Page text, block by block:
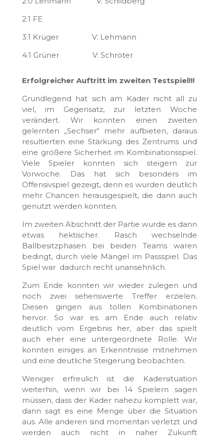
2:1 FE
3:1 Krüger V: Lehmann
4:1 Grüner V: Schröter
Erfolgreicher Auftritt im zweiten Testspiel!!!
Grundlegend hat sich am Kader nicht all zu
viel, im Gegensatz, zur letzten Woche
verändert. Wir konnten einen zweiten
gelernten „Sechser“ mehr aufbieten, daraus
resultierten eine Stärkung des Zentrums und
eine größere Sicherheit im Kombinationsspiel.
Viele Spieler konnten sich steigern zur
Vorwoche. Das hat sich besonders im
Offensivspiel gezeigt, denn es wurden deutlich
mehr Chancen herausgespielt, die dann auch
genutzt werden konnten.
Im zweiten Abschnitt der Partie wurde es dann
etwas hektischer. Rasch wechselnde
Ballbesitzphasen bei beiden Teams waren
bedingt, durch viele Mängel im Passspiel. Das
Spiel war dadurch recht unansehnlich.
Zum Ende konnten wir wieder zulegen und
noch zwei sehenswerte Treffer erzielen.
Diesen gingen aus tollen Kombinationen
hervor. So war es am Ende auch relativ
deutlich vom Ergebnis her, aber das spielt
auch eher eine untergeordnete Rolle. Wir
konnten einiges an Erkenntnisse mitnehmen
und eine deutliche Steigerung beobachten.
Weniger erfreulich ist die Kadersituation
weiterhin, wenn wir bei 14 Spielern sagen
müssen, dass der Kader nahezu komplett war,
dann sagt es eine Menge über die Situation
aus. Alle anderen sind momentan verletzt und
werden auch nicht in naher Zukunft